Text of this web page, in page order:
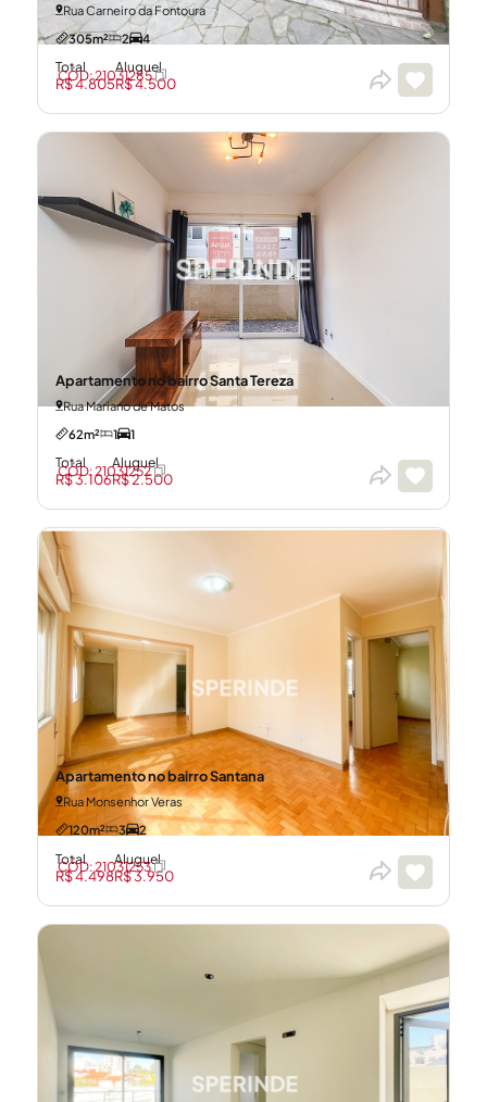
Rua Carneiro da Fontoura
305m²
2 4
Total
R$ 4.805
Aluguel
R$ 4.500
CÓD: 21031285
Apartamento no bairro Santa Tereza
Rua Mariano de Matos
62m²
1 1
Total
R$ 3.106
Aluguel
R$ 2.500
CÓD: 21031252
Apartamento no bairro Santana
Rua Monsenhor Veras
120m²
3 2
Total
R$ 4.498
Aluguel
R$ 3.950
CÓD: 21031253